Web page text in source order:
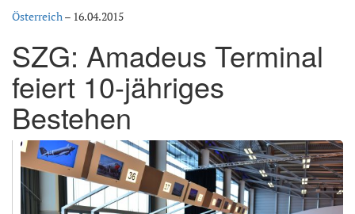
Österreich– 16.04.2015
SZG: Amadeus Terminal
feiert 10-jähriges
Bestehen